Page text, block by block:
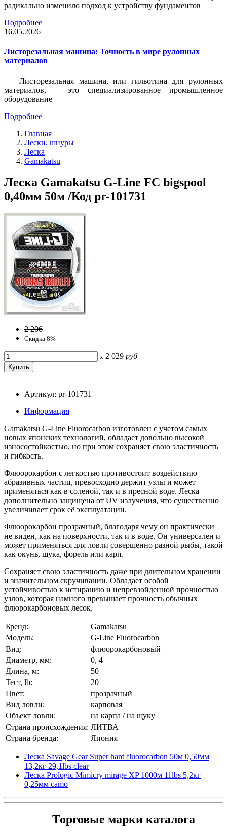
радикально изменило подход к устройству фундаментов
Подробнее
16.05.2026
Листорезальная машина: Точность в мире рулонных
материалов
Листорезальная машина, или гильотина для рулонных
материалов, – это специализированное промышленное
оборудование
Подробнее
Главная
Лески, шнуры
Леска
Gamakatsu
Леска Gamakatsu G-Line FC bigspool
0,40мм 50м /Код pr-101731
2 206
Скидка 8%
x 2 029 руб
Артикул: pr-101731
Информация
Gamakatsu G-Line Fluorocarbon изготовлен с учетом самых
новых японских технологий, обладает довольно высокой
износостойкостью, но при этом сохраняет свою эластичность
и гибкость.
Флюорокарбон с легкостью противостоит воздействию
абразивных частиц, превосходно держит узлы и может
применяться как в соленой, так и в пресной воде. Леска
дополнительно защищена от UV излучения, что существенно
увеличивает срок её эксплуатации.
Флюорокарбон прозрачный, благодаря чему он практически
не виден, как на поверхности, так и в воде. Он универсален и
может применяться для ловли совершенно разной рыбы, такой
как окунь, щука, форель или карп.
Сохраняет свою эластичность даже при длительном хранении
и значительном скручивании. Обладает особой
устойчивостью к истиранию и непревзойденной прочностью
узлов, которая намного превышает прочность обычных
флюрокарбоновых лесок.
Бренд:
Gamakatsu
Модель:
G-Line Fluorocarbon
Вид:
флюорокарбоновый
Диаметр, мм:
0, 4
Длина, м:
50
Тест, lb:
20
Цвет:
прозрачный
Вид ловли:
карповая
Объект ловли:
на карпа / на щуку
Страна происхождения: ЛИТВА
Страна бренда:
Япония
Леска Savage Gear Super hard fluorocarbon 50м 0,50мм
13,2кг 29,1lbs clear
Леска Prologic Mimicry mirage XP 1000м 11lbs 5,2кг
0,25мм camo
Торговые марки каталога